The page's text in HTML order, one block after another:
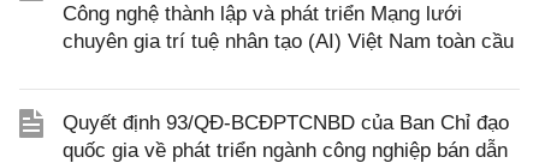
Công nghệ thành lập và phát triển Mạng lưới
chuyên gia trí tuệ nhân tạo (AI) Việt Nam toàn cầu
Quyết định 93/QĐ-BCĐPTCNBD của Ban Chỉ đạo
quốc gia về phát triển ngành công nghiệp bán dẫn